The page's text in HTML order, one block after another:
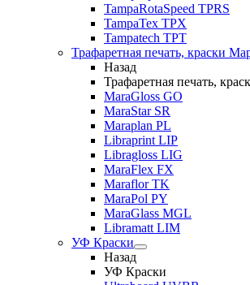
TampaRotaSpeed TPRS
TampaTex TPX
Tampatech TPT
Трафаретная печать, краски
Назад
Трафаретная печать,
MaraGloss GO
MaraStar SR
Maraplan PL
Libraprint LIP
Libragloss LIG
MaraFlex FX
Maraflor TK
MaraPol PY
MaraGlass MGL
Libramatt LIM
УФ Краски
Назад
УФ Краски